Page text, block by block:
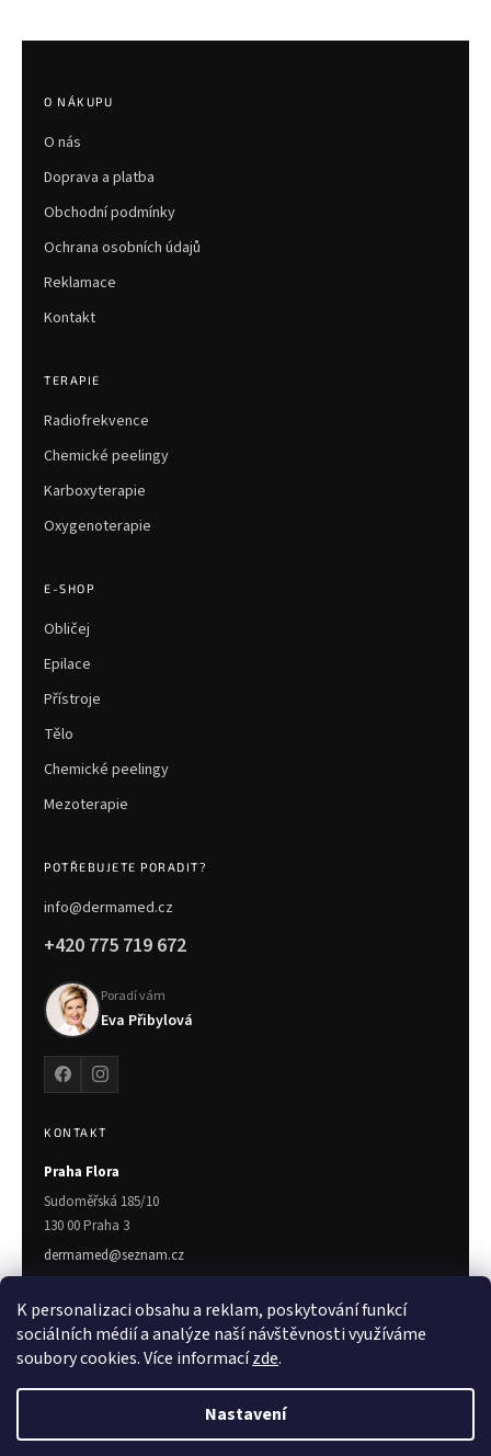
K personalizaci obsahu a reklam, poskytování funkcí
sociálních médií a analýze naší návštěvnosti využíváme
soubory cookies. Více informacízde.
Nastavení
O NÁKUPU
O nás
Doprava a platba
Obchodní podmínky
Ochrana osobních údajů
Reklamace
Kontakt
TERAPIE
Radiofrekvence
Chemické peelingy
Karboxyterapie
Oxygenoterapie
E-SHOP
Obličej
Epilace
Přístroje
Tělo
Chemické peelingy
Mezoterapie
POTŘEBUJETE PORADIT?
info@dermamed.cz
+420 775 719 672
Poradí vám
Eva Přibylová
KONTAKT
Praha Flora
Sudoměřská 185/10
130 00 Praha 3
dermamed@seznam.cz
775 719 672
Zlín
Třída T. Bati 7023
760 01 Zlín